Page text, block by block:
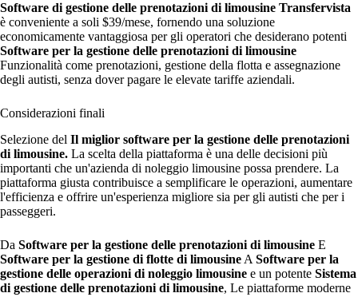
Software di gestione delle prenotazioni di limousine Transfervista
è conveniente a soli $39/mese, fornendo una soluzione
economicamente vantaggiosa per gli operatori che desiderano potenti
Software per la gestione delle prenotazioni di limousine
Funzionalità come prenotazioni, gestione della flotta e assegnazione
degli autisti, senza dover pagare le elevate tariffe aziendali.
Considerazioni finali
Selezione del Il miglior software per la gestione delle prenotazioni
di limousine. La scelta della piattaforma è una delle decisioni più
importanti che un'azienda di noleggio limousine possa prendere. La
piattaforma giusta contribuisce a semplificare le operazioni, aumentare
l'efficienza e offrire un'esperienza migliore sia per gli autisti che per i
passeggeri.
Da Software per la gestione delle prenotazioni di limousine E
Software per la gestione di flotte di limousine A Software per la
gestione delle operazioni di noleggio limousine e un potente Sistema
di gestione delle prenotazioni di limousine, Le piattaforme moderne